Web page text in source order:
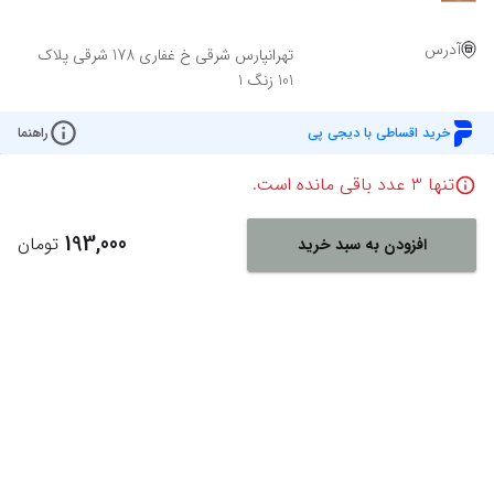
خرید اقساطی با دیجی پی راهنما
تنها 3 عدد باقی مانده است.
افزودن به سبد خرید 193,000 تومان
آدرس
تهرانپارس شرقی خ غفاری 178 شرقی پلاک
101 زنگ 1